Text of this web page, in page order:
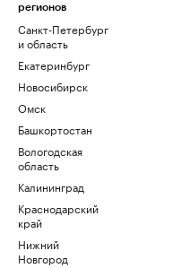
регионов
Санкт-Петербург
и область
Екатеринбург
Новосибирск
Омск
Башкортостан
Вологодская
область
Калининград
Краснодарский
край
Нижний
Новгород